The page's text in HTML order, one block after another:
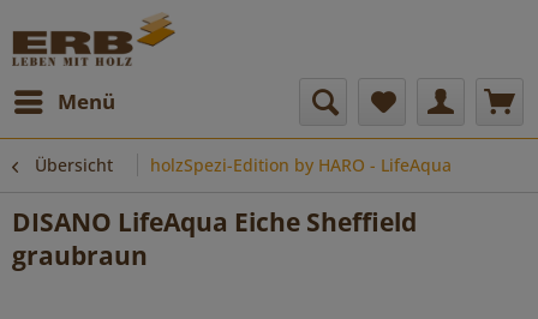
Menü
Übersicht holzSpezi-Edition by HARO - LifeAqua
DISANO LifeAqua Eiche Sheffield
graubraun